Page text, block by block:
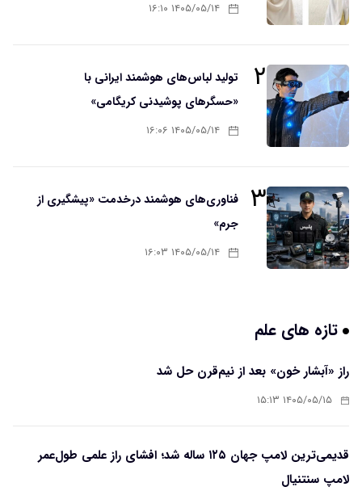
۱۴۰۵/۰۵/۱۴ ۱۶:۱۰
۲
تولید لباس‌های هوشمند ایرانی با
«حسگرهای پوشیدنی کریگامی»
۱۴۰۵/۰۵/۱۴ ۱۶:۰۶
۳
فناوری‌های هوشمند درخدمت «پیشگیری از
جرم»
۱۴۰۵/۰۵/۱۴ ۱۶:۰۳
تازه های علم
راز «آبشار خون» بعد از نیم‌قرن حل شد
۱۴۰۵/۰۵/۱۵ ۱۵:۱۳
قدیمی‌ترین لامپ جهان ۱۲۵ ساله شد؛ افشای راز علمی طول‌عمر
لامپ سنتنیال